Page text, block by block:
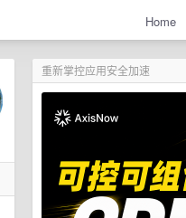
Home
重新掌控应用安全加速